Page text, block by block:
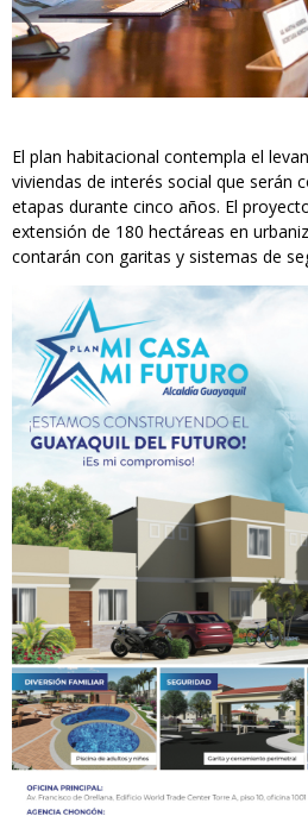
El plan habitacional contempla el
viviendas de interés social que serán
etapas durante cinco años. El
extensión de 180 hectáreas en
contarán con garitas y sistemas de